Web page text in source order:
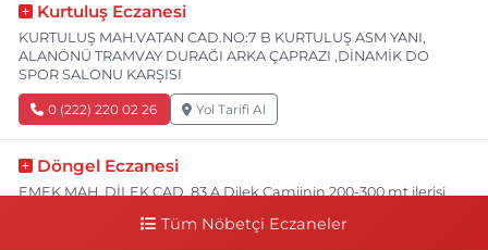
Kurtuluş Eczanesi
KURTULUŞ MAH.VATAN CAD.NO:7 B KURTULUŞ ASM YANI,
ALANÖNÜ TRAMVAY DURAĞI ARKA ÇAPRAZI ,DİNAMİK DO
SPOR SALONU KARŞISI
0 (222) 220 02 26 Yol Tarifi Al
Döngel Eczanesi
EMEK MAH. DİLEK CAD. 83 A Dilek Camiinin 200-300 mt ilerisi
Tüm Nöbetçi Eczaneler